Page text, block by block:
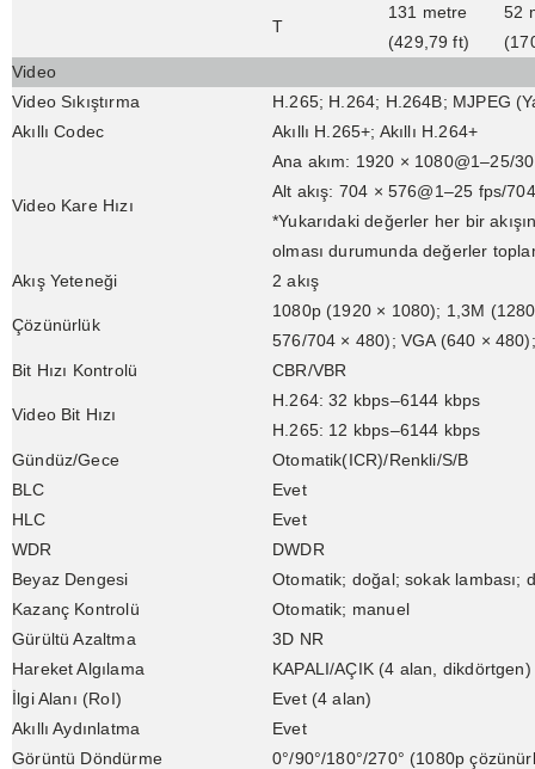
T
131 metre
(429,79 ft)
52
Video
Video Sıkıştırma
H.265; H.264; H.264B; MJPEG
Akıllı Codec
Akıllı H.265+; Akıllı H.264+
Video Kare Hızı
Ana akım: 1920 × 1080@1–25/
Alt akış: 704 × 576@1–25 fps/
*Yukarıdaki değerler her bir
olması durumunda değerler
Akış Yeteneği
2 akış
Çözünürlük
1080p (1920 × 1080); 1,3M
576/704 × 480); VGA (640 ×
Bit Hızı Kontrolü
CBR/VBR
Video Bit Hızı
H.264: 32 kbps–6144 kbps
H.265: 12 kbps–6144 kbps
Gündüz/Gece
Otomatik(ICR)/Renkli/S/B
BLC
Evet
HLC
Evet
WDR
DWDR
Beyaz Dengesi
Otomatik; doğal; sokak lambası;
Kazanç Kontrolü
Otomatik; manuel
Gürültü Azaltma
3D NR
Hareket Algılama
KAPALI/AÇIK (4 alan, dikdörtgen)
İlgi Alanı (RoI)
Evet (4 alan)
Akıllı Aydınlatma
Evet
Görüntü Döndürme
0°/90°/180°/270° (1080p